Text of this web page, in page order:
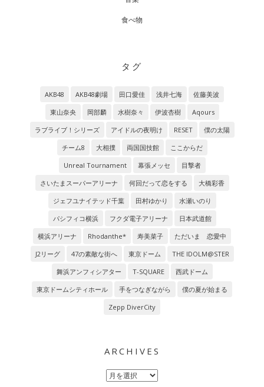
食べ物
タグ
AKB48 AKB48劇場 田口愛佳 浅井七海
佐藤美波
東山奈央
岡部麟 水樹奈々 伊波杏樹
Aqours
ラブライブ！シリーズ
アイドルの夜明け RESET
僕の太陽
チーム8
大相撲 両国国技館
ここからだ
Unreal Tournament
幕張メッセ
目撃者
さいたまスーパーアリーナ
何回だって恋をする
大橋彩香
ジェフユナイテッド千葉
田村ゆかり
水瀬いのり
パシフィコ横浜
フクダ電子アリーナ
日本武道館
横浜アリーナ
Rhodanthe* 寿美菜子
ただいま 恋愛中
J2リーグ
47の素敵な街へ 東京ドーム
THE IDOLM@STER
舞浜アンフィシアター
T-SQUARE
西武ドーム
東京ドームシティホール
手をつなぎながら
僕の夏が始まる
Zepp DiverCity
ARCHIVES
Archives